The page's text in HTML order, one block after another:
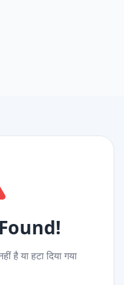
है या हटा दिया गया